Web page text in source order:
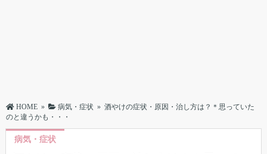
HOME » 病気・症状 » 酒やけの症状・原因・治し方は？＊思っていた
のと違うかも・・・
病気・症状